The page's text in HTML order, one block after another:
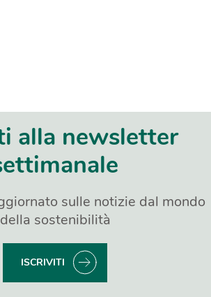
alla newsletter
sulle notizie dal mondo
della sostenibilità
ISCRIVITI